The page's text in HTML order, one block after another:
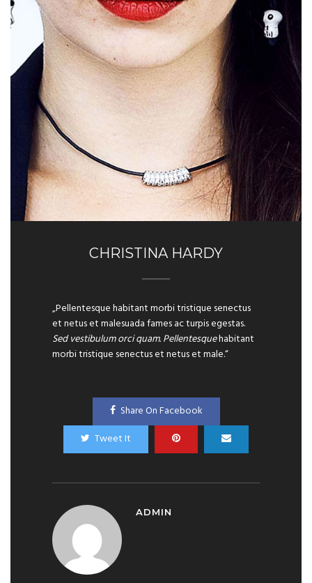
CHRISTINA HARDY
„Pellentesque habitant morbi tristique senectus
et netus et malesuada fames ac turpis egestas.
Sed vestibulum orci quam. Pellentesquehabitant
morbi tristique senectus et netus et male.“
Share On Facebook
Tweet It
ADMIN